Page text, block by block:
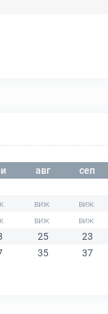
авг сеп
25 23
35 37